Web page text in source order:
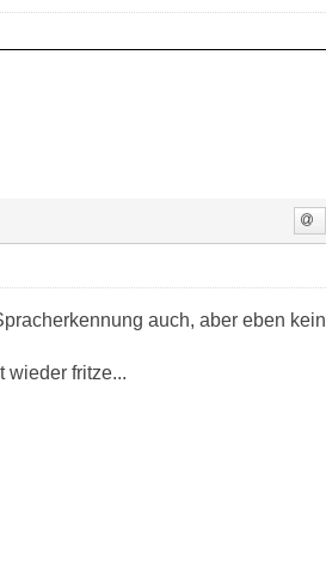
auch, aber eben kein
wieder fritze...